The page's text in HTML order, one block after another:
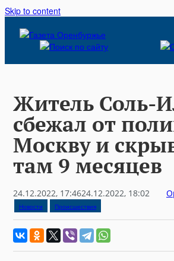
Skip to content
Житель Соль-
сбежал от
Москву и
там 9 месяцев
24.12.2022, 17:4624.12.2022, 18:02
Новости Происшествия